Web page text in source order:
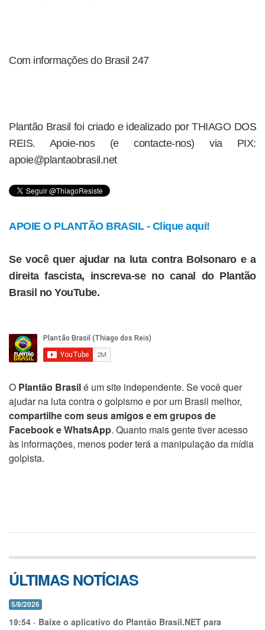
Com informações do Brasil 247
Plantão Brasil foi criado e idealizado por THIAGO DOS
REIS. Apoie-nos (e contacte-nos) via PIX:
apoie@plantaobrasil.net
APOIE O PLANTÃO BRASIL - Clique aqui!
Se você quer ajudar na luta contra Bolsonaro e a
direita fascista, inscreva-se no canal do Plantão
Brasil no YouTube.
O Plantão Brasilé um site independente. Se você quer
ajudar na luta contra o golpismo e por um Brasil melhor,
compartilhe com seus amigos e em grupos de
Facebook e WhatsApp. Quanto mais gente tiver acesso
às informações, menos poder terá a manipulação da mídia
golpista.
ÚLTIMAS NOTÍCIAS
5/8/2026
19:54 - Baixe o aplicativo do Plantão Brasil.NET para